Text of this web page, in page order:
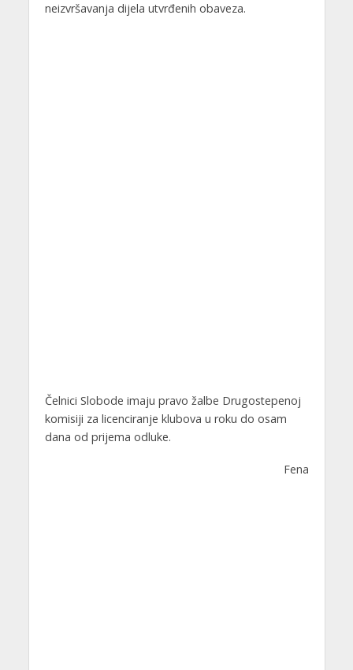
neizvršavanja dijela utvrđenih obaveza.
Čelnici Slobode imaju pravo žalbe Drugostepenoj
komisiji za licenciranje klubova u roku do osam
dana od prijema odluke.
Fena